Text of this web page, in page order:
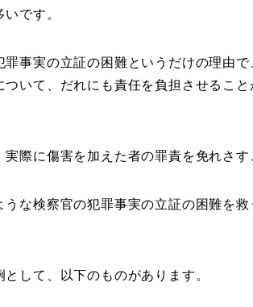
です。
事実の立証の困難というだけの理由
ついて、だれにも責任を負担させるこ
際に傷害を加えた者の罪責を免れさす
な検察官の犯罪事実の立証の困難を
して、以下のものがあります。